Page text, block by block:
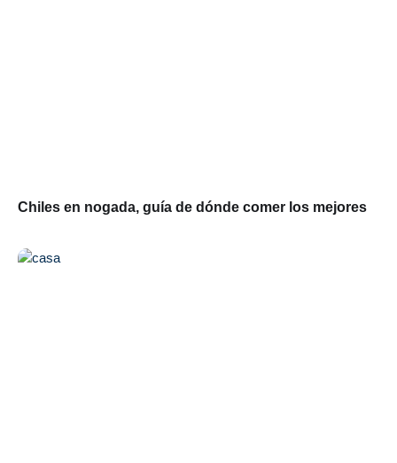
Chiles en nogada, guía de dónde comer los mejores